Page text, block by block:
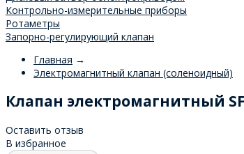
Контрольно-измерительные приборы
Ротаметры
Запорно-регулирующий клапан
Главная →
Электромагнитный клапан (соленоидный)
Клапан электромагнитный
Оставить отзыв
В избранное